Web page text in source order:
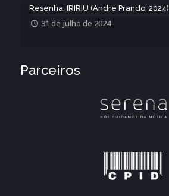
Resenha: IRIRIU (André Prando, 2024)
31 de julho de 2024
Parceiros